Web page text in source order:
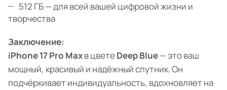
512 ГБ — для всей вашей цифровой жизни и
творчества
Заключение:
iPhone 17 Pro Maxв цветеDeep Blue— это ваш
мощный, красивый и надёжный спутник. Он
подчёркивает индивидуальность, вдохновляет на